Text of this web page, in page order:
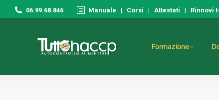
06.99.68.846 Manuale | Corsi | Attestati | Rinnovi
Formazione